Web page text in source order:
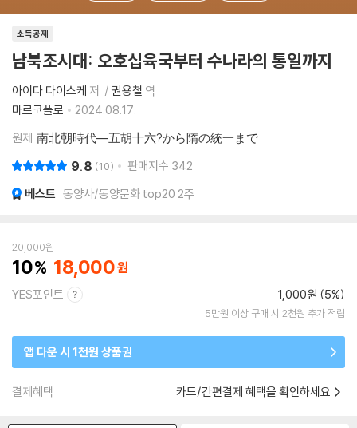
소득공제
남북조시대: 오호십육국부터 수나라의 통일까지
아이다 다이스케 저 권용철 역
마르코폴로
2024.08.17.
원제 南北朝時代―五胡十六?から隋の統一まで
9.8 10 판매지수 342
베스트 동양사/동양문화 top20 2주
20,000원
10 18,000
YES포인트 1,000원 (5%)
5만원 이상 구매 시 2천원 추가 적립
앱 다운 시 1천원 상품권
결제혜택 카드/간편결제 혜택을 확인하세요